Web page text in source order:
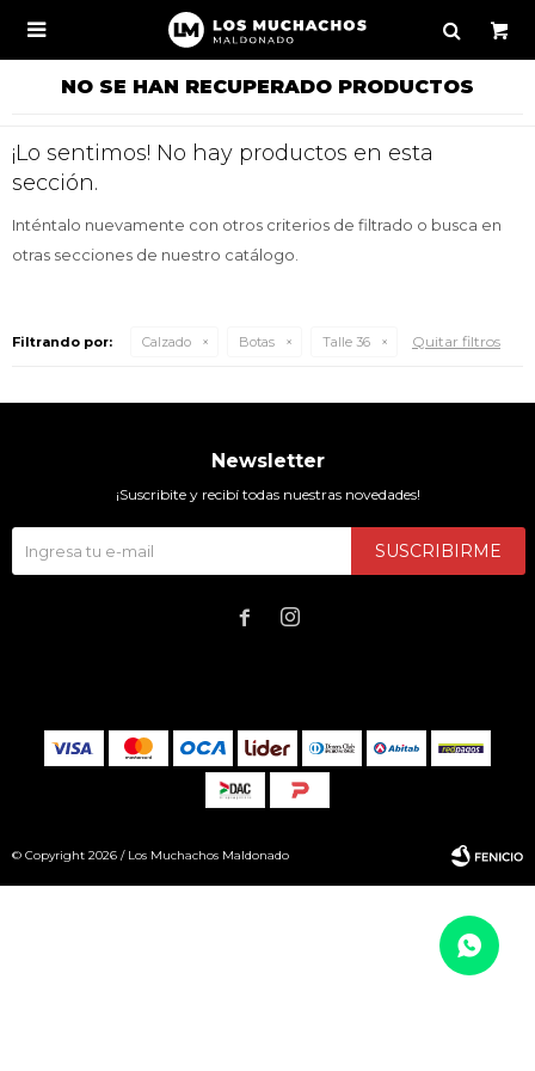

NO SE HAN RECUPERADO PRODUCTOS
¡Lo sentimos! No hay productos en esta
sección.
Inténtalo nuevamente con otros criterios de filtrado o busca en
otras secciones de nuestro catálogo.
Filtrando por: Calzado Botas Talle 36 Quitar filtros
Newsletter
¡Suscribite y recibí todas nuestras novedades!
SUSCRIBIRME
 
© Copyright 2026 / Los Muchachos Maldonado